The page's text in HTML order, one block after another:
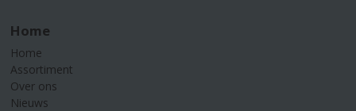
Home
Home
Assortiment
Over ons
Nieuws